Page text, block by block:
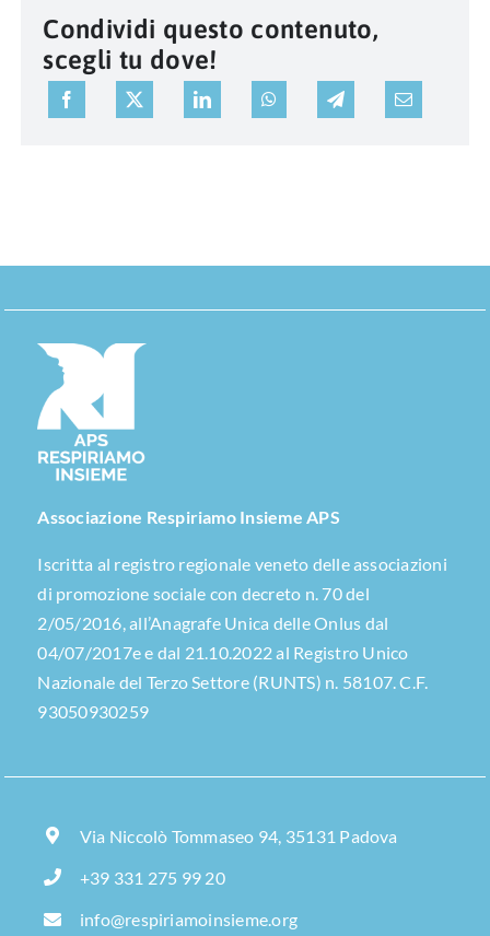
Condividi questo contenuto,
scegli tu dove!
Associazione Respiriamo Insieme APS
Iscritta al registro regionale veneto delle associazioni
di promozione sociale con decreto n. 70 del
2/05/2016, all’Anagrafe Unica delle Onlus dal
04/07/2017e e dal 21.10.2022 al Registro Unico
Nazionale del Terzo Settore (RUNTS) n. 58107. C.F.
93050930259
Via Niccolò Tommaseo 94, 35131 Padova
+39 331 275 99 20
info@respiriamoinsieme.org